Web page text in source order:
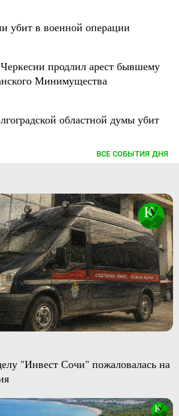
убит в военной операции
продлил арест бывшему
Минимущества
областной думы убит
ВСЕ СОБЫТИЯ ДНЯ
"Инвест Сочи" пожаловалась на